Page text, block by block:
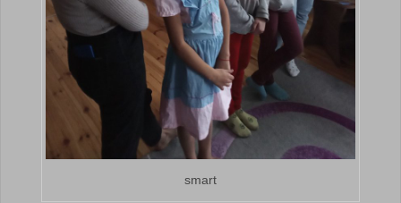
smart